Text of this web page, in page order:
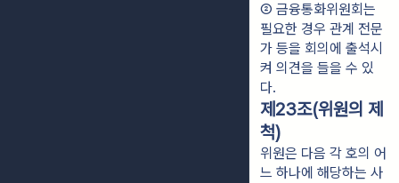
② 금융통화위원회는
필요한 경우 관계 전문
가 등을 회의에 출석시
켜 의견을 들을 수 있
다.
제23조(위원의 제
척)
위원은 다음 각 호의 어
느 하나에 해당하는 사